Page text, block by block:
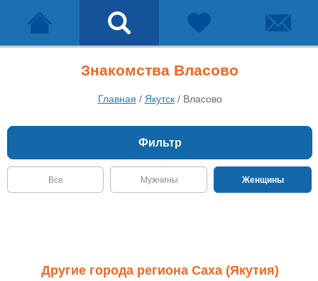
Знакомства Власово
Главная / Якутск/ Власово
Фильтр
Все Мужчины Женщины
Другие города региона Саха (Якутия)